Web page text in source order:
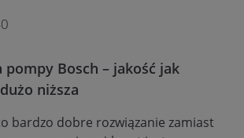
pompy Bosch – jakość jak
niższa
bardzo dobre rozwiązanie zamiast